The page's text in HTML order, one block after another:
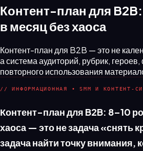
Контент-план для
в месяц без хаоса
Контент-план для B2B — это не
а система аудиторий, рубрик,
повторного использования
// ИНФОРМАЦИОННАЯ • SMM И КОНТЕНТ-
Контент-план для B2B: 8–10
хаоса — это не задача «снять
задача найти точку внимания,